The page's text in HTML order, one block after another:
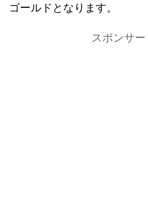
ゴールドとなります。
スポンサー